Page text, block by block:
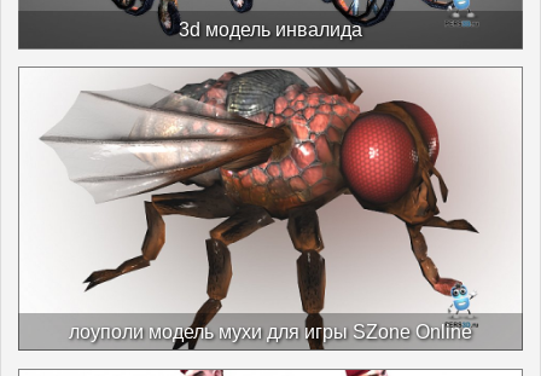
3d модель инвалида
лоуполи модель мухи для игры SZone Online